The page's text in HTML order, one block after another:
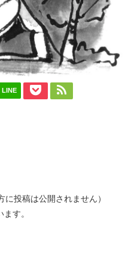
LINE
に投稿は公開されません）
す。